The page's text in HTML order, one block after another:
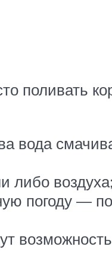
поливать
вода
либо воздуха;
погоду —